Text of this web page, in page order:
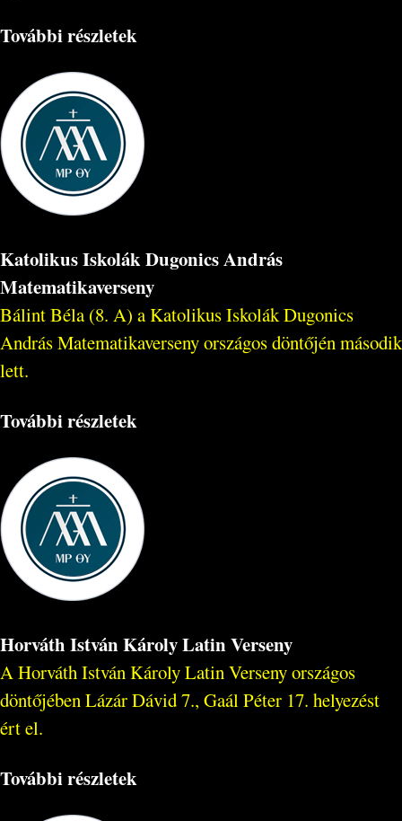
További részletek
Katolikus Iskolák Dugonics András
Matematikaverseny
Bálint Béla (8. A) a Katolikus Iskolák Dugonics
András Matematikaverseny országos döntőjén második
lett.
További részletek
Horváth István Károly Latin Verseny
A Horváth István Károly Latin Verseny országos
döntőjében Lázár Dávid 7., Gaál Péter 17. helyezést
ért el.
További részletek